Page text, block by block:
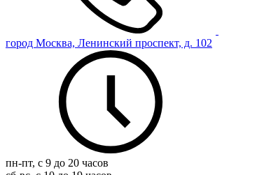
город Москва, Ленинский проспект, д. 102
пн-пт, с 9 до 20 часов